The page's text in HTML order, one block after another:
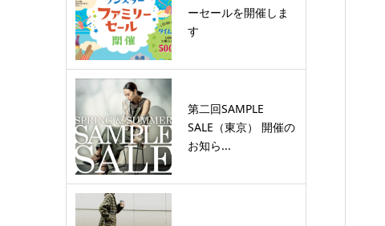
ーセールを開催しま
す
第二回SAMPLE
SALE（東京） 開催の
お知ら...